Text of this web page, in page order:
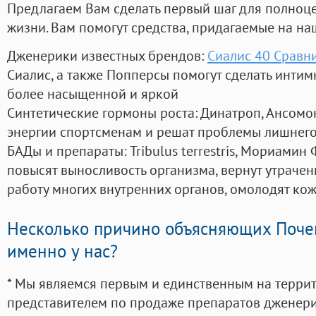
Предлагаем Вам сделать первый шаг для
жизни. Вам помогут средства, придагаемые на
Дженерики известных брендов: Сиалис 40
Сиалис, а также Попперсы помогут сделать
более насыщенной и яркой
Синтетические гормоны роста: Динатроп,
энергии спортсменам и решат проблемы
БАДы и препараты:Tribulus terrestris, Мориамин
повысят выносливость организма, вернут
работу многих внутренних органов, омолодят
Несколько причино объясняющих
именно у нас?
* Мы являемся первым и единственным на
представителем по продаже препаратов